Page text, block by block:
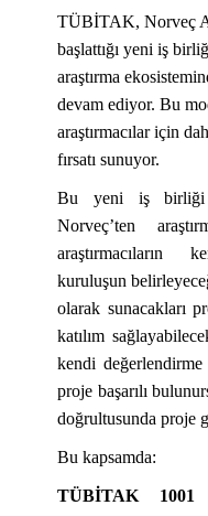
TÜBİTAK, Norveç
başlattığı yeni iş
araştırma
devam ediyor. Bu
araştırmacılar için
fırsatı sunuyor.
Bu yeni iş birliği
Norveç’ten
araştırmacıların
kuruluşun
olarak sunacakları
katılım
kendi
proje başarılı
doğrultusunda proje
Bu kapsamda:
TÜBİTAK 1001